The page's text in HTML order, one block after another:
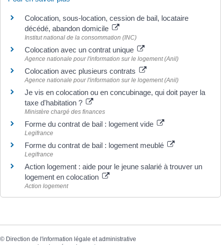
Colocation, sous-location, cession de bail, locataire
décédé, abandon domicile
Institut national de la consommation (INC)
Colocation avec un contrat unique
Agence nationale pour l'information sur le logement (Anil)
Colocation avec plusieurs contrats
Agence nationale pour l'information sur le logement (Anil)
Je vis en colocation ou en concubinage, qui doit payer la
taxe d'habitation ?
Ministère chargé des finances
Forme du contrat de bail : logement vide
Legifrance
Forme du contrat de bail : logement meublé
Legifrance
Action logement : aide pour le jeune salarié à trouver un
logement en colocation
Action logement
© Direction de l'information légale et administrative